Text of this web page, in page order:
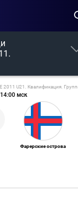
мск
2011 U21. Квалификация.
Фарерские острова